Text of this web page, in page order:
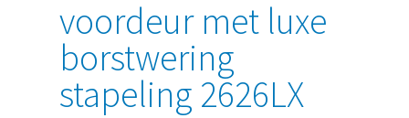
voordeur met luxe
borstwering
stapeling 2626LX